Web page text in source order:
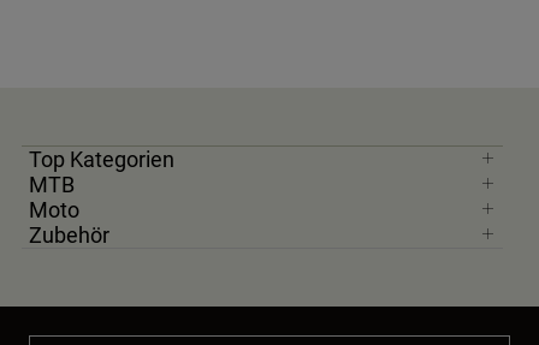
Top Kategorien
MTB
Moto
Zubehör